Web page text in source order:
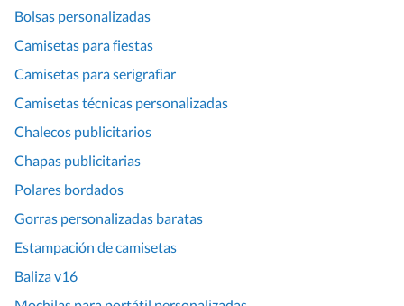
Bolsas personalizadas
Camisetas para fiestas
Camisetas para serigrafiar
Camisetas técnicas personalizadas
Chalecos publicitarios
Chapas publicitarias
Polares bordados
Gorras personalizadas baratas
Estampación de camisetas
Baliza v16